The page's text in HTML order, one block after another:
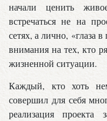
начали ценить
встречаться не на
сетях, а лично, «глаза
внимания на тех, кто
жизненной ситуации.
Каждый, кто хоть
совершил для себя
реализация проекта